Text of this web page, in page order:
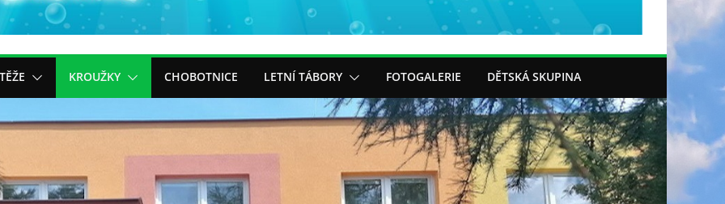
KROUŽKY CHOBOTNICE LETNÍ TÁBORY FOTOGALERIE DĚTSKÁ SKUPINA